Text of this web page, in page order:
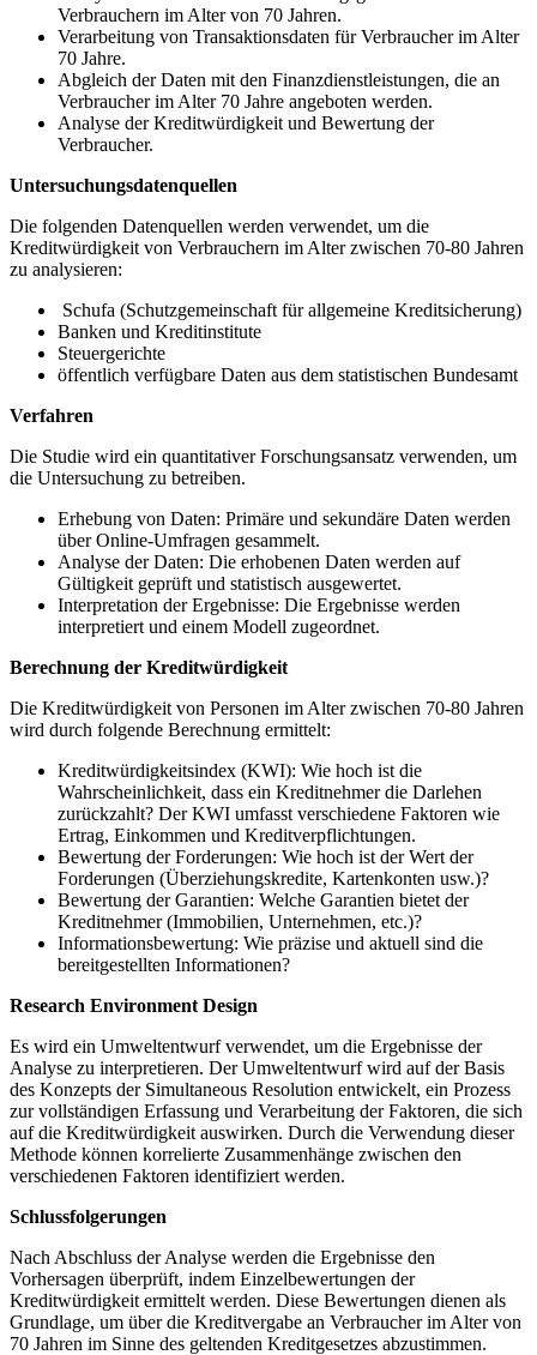
Verbrauchern im Alter von ⁢70 Jahren.
Verarbeitung‍ von Transaktionsdaten für Verbraucher ​im ​Alter
70 Jahre.
Abgleich der Daten mit den Finanzdienstleistungen, die an
Verbraucher ⁣im⁢ Alter 70 Jahre⁤ angeboten‍ werden.
Analyse⁢ der Kreditwürdigkeit und Bewertung⁣ der
Verbraucher.
Untersuchungsdatenquellen
Die folgenden Datenquellen werden verwendet,⁣ um die
‌Kreditwürdigkeit von Verbrauchern⁣ im Alter zwischen⁣ 70-80 ⁤Jahren
zu analysieren:
⁣ Schufa (Schutzgemeinschaft für allgemeine⁣ Kreditsicherung)
Banken ⁢und Kreditinstitute
Steuergerichte
öffentlich verfügbare ​Daten aus dem statistischen ⁤Bundesamt
Verfahren
Die⁢ Studie wird​ ein quantitativer⁢ Forschungsansatz verwenden, um
die Untersuchung ​zu betreiben.
Erhebung von ‌Daten: Primäre und sekundäre Daten werden
über⁤ Online-Umfragen gesammelt.
Analyse⁤ der Daten: Die​ erhobenen ‌Daten werden auf
Gültigkeit geprüft und⁤ statistisch ausgewertet.
Interpretation der ⁢Ergebnisse: Die Ergebnisse werden
interpretiert und einem Modell zugeordnet.
Berechnung der Kreditwürdigkeit
Die​ Kreditwürdigkeit von ⁤Personen im Alter zwischen 70-80 Jahren
wird ⁢durch folgende Berechnung ermittelt:
Kreditwürdigkeitsindex (KWI): Wie hoch ist⁢ die
Wahrscheinlichkeit, ‍dass ein​ Kreditnehmer die Darlehen
⁣zurückzahlt? Der KWI umfasst verschiedene Faktoren ‌wie
Ertrag, Einkommen⁢ und​ Kreditverpflichtungen.
Bewertung der⁣ Forderungen: Wie hoch ⁤ist der Wert ⁢der‍
Forderungen (Überziehungskredite, ⁢Kartenkonten usw.)?
Bewertung der ​Garantien: Welche Garantien bietet der
Kreditnehmer (Immobilien,⁢ Unternehmen, etc.)?
Informationsbewertung: Wie präzise und⁢ aktuell sind‌ die
bereitgestellten Informationen?
Research Environment Design
Es wird ein Umweltentwurf verwendet, um die Ergebnisse⁤ der
Analyse zu ⁢interpretieren. Der‌ Umweltentwurf wird auf der Basis
des⁤ Konzepts der‍ Simultaneous Resolution entwickelt, ein​ Prozess
zur vollständigen Erfassung und Verarbeitung‌ der Faktoren, die sich
auf die Kreditwürdigkeit auswirken. Durch die Verwendung ‌dieser‍
Methode können korrelierte Zusammenhänge zwischen den
verschiedenen Faktoren ‍identifiziert werden.
Schlussfolgerungen
Nach Abschluss der Analyse werden die ⁢Ergebnisse ⁢den
Vorhersagen überprüft,⁣ indem Einzelbewertungen⁤ der
Kreditwürdigkeit ‌ermittelt werden. Diese Bewertungen dienen als
Grundlage, ⁣um ⁣über‍ die Kreditvergabe‌ an Verbraucher ⁢im Alter von
70 Jahren im⁣ Sinne des ⁤geltenden Kreditgesetzes abzustimmen.